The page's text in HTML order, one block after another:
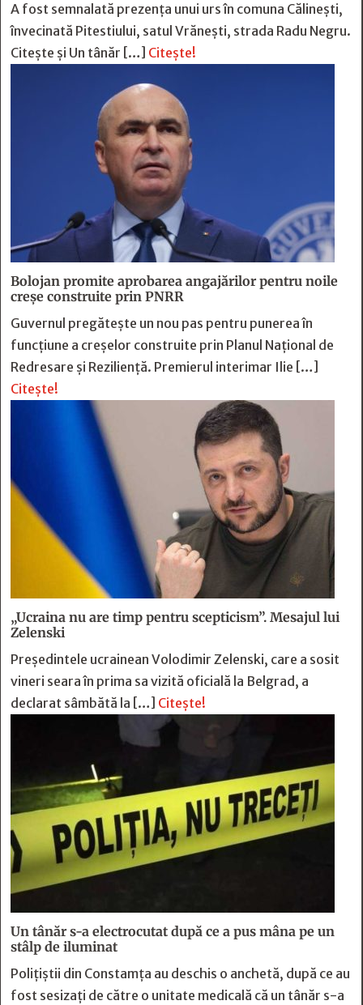
A fost semnalată prezența unui urs în comuna Călinești,
învecinată Pitestiului, satul Vrănești, strada Radu Negru.
Citește și Un tânăr […] Citește!
Bolojan promite aprobarea angajărilor pentru noile
creșe construite prin PNRR
Guvernul pregătește un nou pas pentru punerea în
funcțiune a creșelor construite prin Planul Național de
Redresare și Reziliență. Premierul interimar Ilie […]
Citește!
„Ucraina nu are timp pentru scepticism”. Mesajul lui
Zelenski
Preşedintele ucrainean Volodimir Zelenski, care a sosit
vineri seara în prima sa vizită oficială la Belgrad, a
declarat sâmbătă la […] Citește!
Un tânăr s-a electrocutat după ce a pus mâna pe un
stâlp de iluminat
Poliţiştii din Constamţa au deschis o anchetă, după ce au
fost sesizaţi de către o unitate medicală că un tânăr s-a